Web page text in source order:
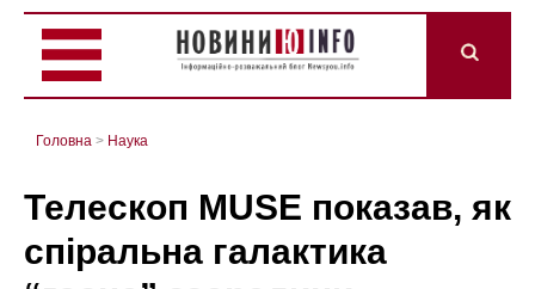
Головна > Наука
Телескоп MUSE показав, як
спіральна галактика